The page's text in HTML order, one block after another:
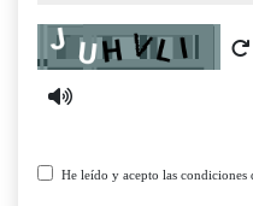
Captcha
He leído y acepto las condiciones